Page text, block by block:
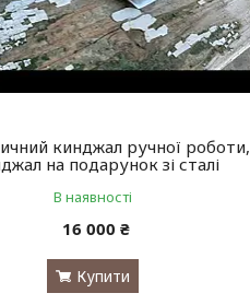
кинджал ручної роботи,
на подарунок зі сталі
В наявності
16 000 ₴
Купити